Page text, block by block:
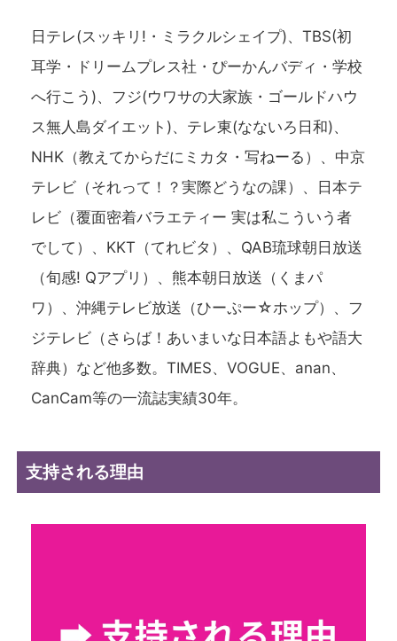
日テレ(スッキリ!・ミラクルシェイプ)、TBS(初
耳学・ドリームプレス社・ぴーかんバディ・学校
へ行こう)、フジ(ウワサの大家族・ゴールドハウ
ス無人島ダイエット)、テレ東(なないろ日和)、
NHK（教えてからだにミカタ・写ねーる）、中京
テレビ（それって！？実際どうなの課）、日本テ
レビ（覆面密着バラエティー 実は私こういう者
でして）、KKT（てれビタ）、QAB琉球朝日放送
（旬感! Qアプリ）、熊本朝日放送（くまパ
ワ）、沖縄テレビ放送（ひーぷー☆ホップ）、フ
ジテレビ（さらば！あいまいな日本語よもや語大
辞典）など他多数。TIMES、VOGUE、anan、
CanCam等の一流誌実績30年。
支持される理由